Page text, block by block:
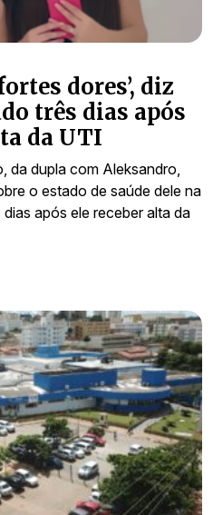
dores’, diz
três dias após
da UTI
da dupla com Aleksandro,
o estado de saúde dele na
após ele receber alta da